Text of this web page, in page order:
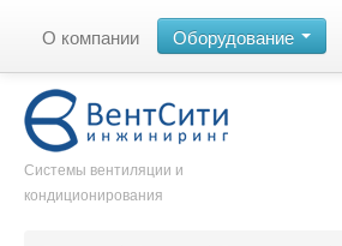
О компании Оборудование
Системы вентиляции и
кондиционирования